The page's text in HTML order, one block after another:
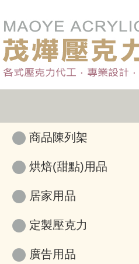
商品陳列架
烘焙(甜點)用品
居家用品
定製壓克力
廣告用品